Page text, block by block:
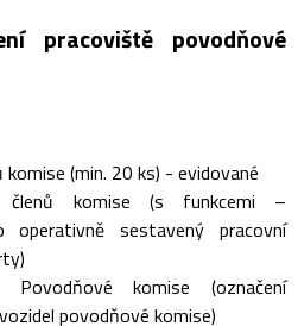
pracoviště povodňové
(min. 20 ks) - evidované
členů komise (s funkcemi –
sestavený pracovní
komise (označení
povodňové komise)